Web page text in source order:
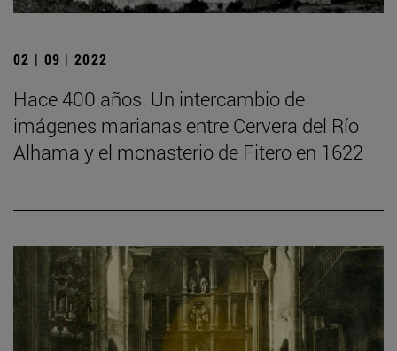
02 | 09 | 2022
Hace 400 años. Un intercambio de
imágenes marianas entre Cervera del Río
Alhama y el monasterio de Fitero en 1622